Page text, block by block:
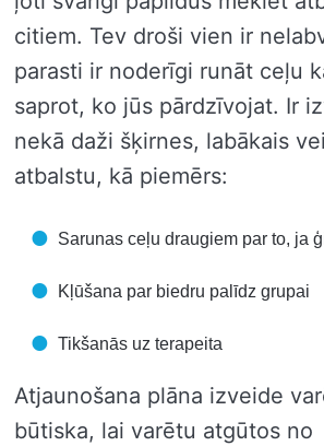
citiem. Tev droši vien ir
parasti ir noderīgi runāt ceļu
saprot, ko jūs pārdzīvojat. Ir
nekā daži šķirnes, labākais
atbalstu, kā piemērs:
Sarunas ceļu draugiem par to, ja
Kļūšana par biedru palīdz grupai
Tikšanās uz terapeita
Atjaunošana plāna izveide
būtiska, lai varētu atgūtos no